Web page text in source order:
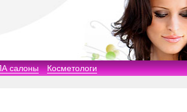
салоны Косметологи